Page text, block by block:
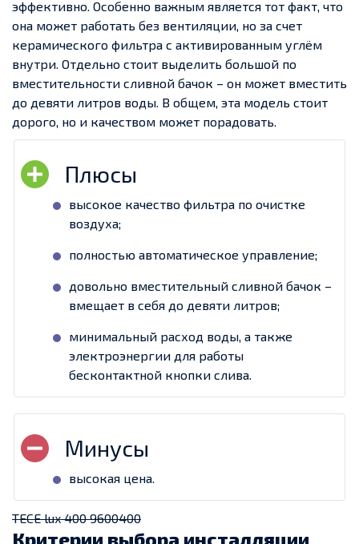
эффективно. Особенно важным является тот факт, что
она может работать без вентиляции, но за счет
керамического фильтра с активированным углём
внутри. Отдельно стоит выделить большой по
вместительности сливной бачок – он может вместить
до девяти литров воды. В общем, эта модель стоит
дорого, но и качеством может порадовать.
высокое качество фильтра по очистке
воздуха;
полностью автоматическое управление;
довольно вместительный сливной бачок –
вмещает в себя до девяти литров;
минимальный расход воды, а также
электроэнергии для работы
бесконтактной кнопки слива.
высокая цена.
TECE lux 400 9600400
Критерии выбора инсталляции